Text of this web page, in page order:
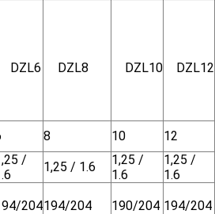
DZL6 DZL8 DZL10 DZL12
8 10 12
/
1,25 / 1.6
1,25 /
1.6
1,25 /
1.6
204194/204 190/204 194/204